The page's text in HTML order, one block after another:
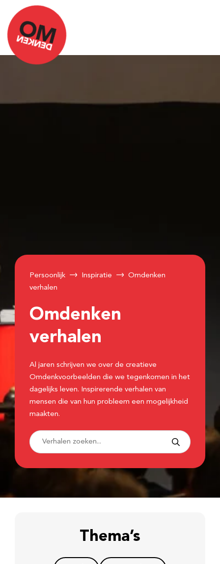
Persoonlijk Inspiratie
Omdenken
verhalen
Omdenken
verhalen
Al jaren schrijven we over de creatieve
Omdenkvoorbeelden die we tegenkomen in het
dagelijks leven. Inspirerende verhalen van
mensen die van hun probleem een mogelijkheid
maakten.
Thema’s